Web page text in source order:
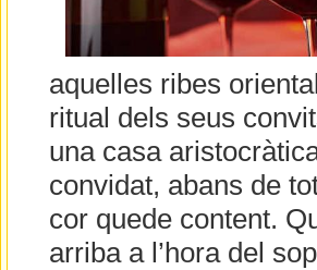
aquelles ribes
ritual dels seus
una casa
convidat, abans de
cor quede content.
arriba a l’hora del